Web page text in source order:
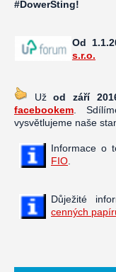
#DowerSting!
Od
s.r.o.
Užod září
facebookem .
vysvětlujeme naše
Informace o
FIO
Důježité
cenných